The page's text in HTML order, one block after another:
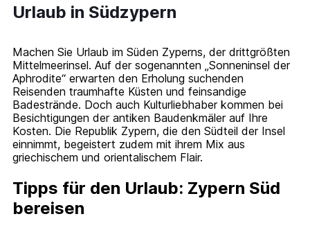
Urlaub in Südzypern
Machen Sie Urlaub im Süden Zyperns, der drittgrößten
Mittelmeerinsel. Auf der sogenannten „Sonneninsel der
Aphrodite“ erwarten den Erholung suchenden
Reisenden traumhafte Küsten und feinsandige
Badestrände. Doch auch Kulturliebhaber kommen bei
Besichtigungen der antiken Baudenkmäler auf Ihre
Kosten. Die Republik Zypern, die den Südteil der Insel
einnimmt, begeistert zudem mit ihrem Mix aus
griechischem und orientalischem Flair.
Tipps für den Urlaub: Zypern Süd
bereisen